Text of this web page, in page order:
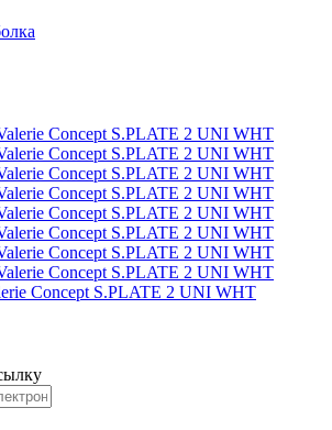
Concept S.PLATE 2 UNI WHT